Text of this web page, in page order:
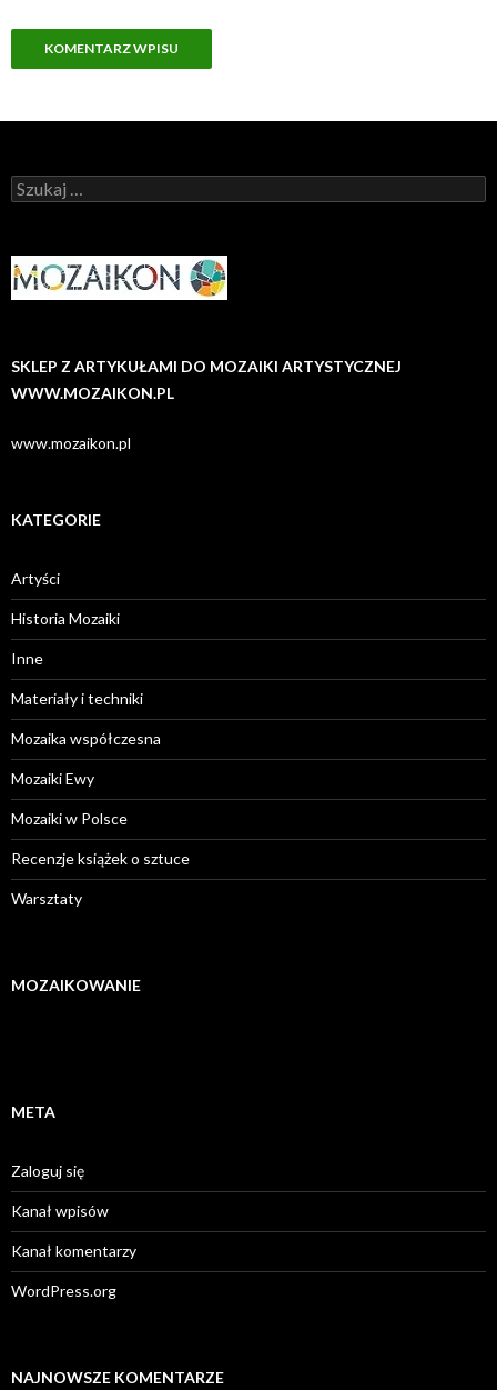
Szukaj:
SKLEP Z ARTYKUŁAMI DO MOZAIKI ARTYSTYCZNEJ
WWW.MOZAIKON.PL
www.mozaikon.pl
KATEGORIE
Artyści
Historia Mozaiki
Inne
Materiały i techniki
Mozaika współczesna
Mozaiki Ewy
Mozaiki w Polsce
Recenzje książek o sztuce
Warsztaty
MOZAIKOWANIE
META
Zaloguj się
Kanał wpisów
Kanał komentarzy
WordPress.org
NAJNOWSZE KOMENTARZE